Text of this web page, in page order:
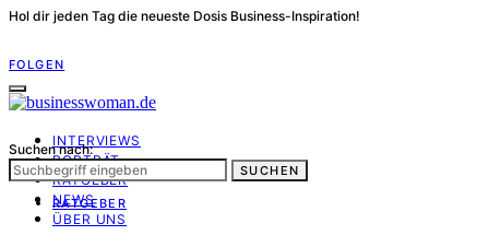
Hol dir jeden Tag die neueste Dosis Business-Inspiration!
FOLGEN
INTERVIEWS
PORTRÄT
RATGEBER
NEWS
ÜBER UNS
Suchen nach:
SUCHEN
RATGEBER